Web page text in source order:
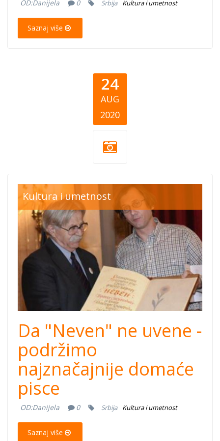
OD:Danijela 0 Srbija Kultura i umetnost
Saznaj više
24
AUG
2020
neven-prijatelji-
dece-srbije.png
Kultura i umetnost
Da "Neven" ne uvene -
podržimo
najznačajnije domaće
pisce
OD:Danijela 0 Srbija Kultura i umetnost
Saznaj više